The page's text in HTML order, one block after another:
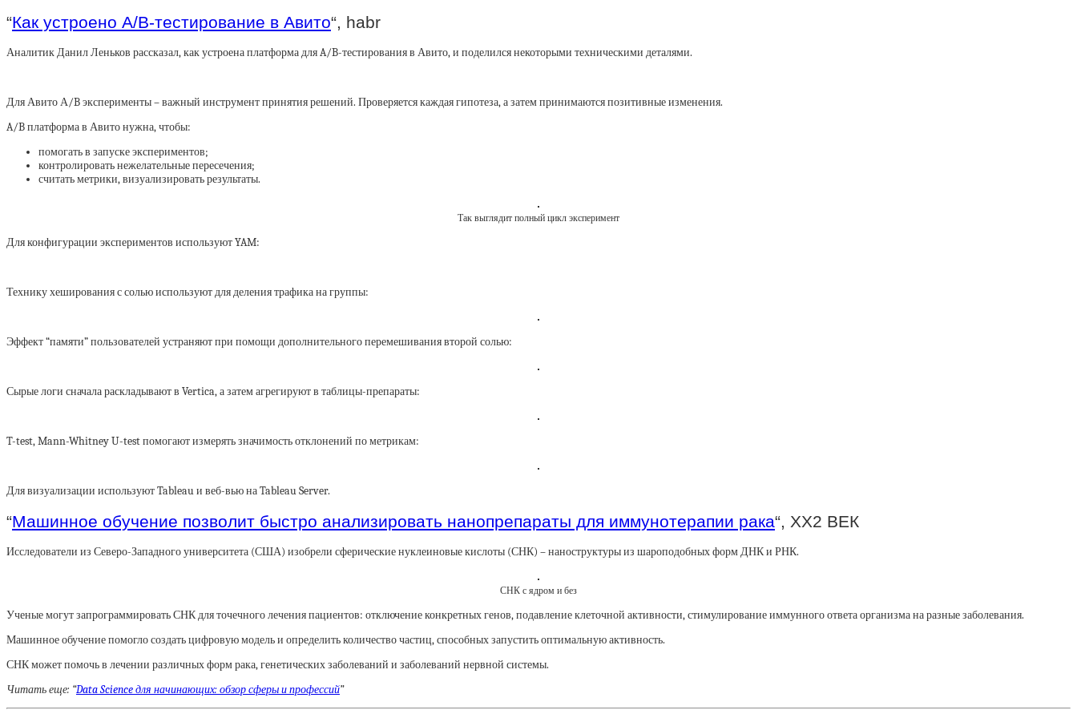
“Как устроено A/B-тестирование в Авито“, habr
Аналитик Данил Леньков рассказал, как устроена платформа для A/B-тестирования в Авито, и поделился некоторыми техническими деталями.
Для Авито А/B эксперименты – важный инструмент принятия решений. Проверяется каждая гипотеза, а затем принимаются позитивные изменения.
A/B платформа в Авито нужна, чтобы:
помогать в запуске экспериментов;
контролировать нежелательные пересечения;
считать метрики, визуализировать результаты.
Так выглядит полный цикл эксперимент
Для конфигурации экспериментов используют YAM:
Технику хеширования с солью используют для деления трафика на группы:
Эффект “памяти” пользователей устраняют при помощи дополнительного перемешивания второй солью:
Сырые логи сначала раскладывают в Vertica, а затем агрегируют в таблицы-препараты:
T-test, Mann-Whitney U-test помогают измерять значимость отклонений по метрикам:
Для визуализации используют Tableau и веб-вью на Tableau Server.
“Машинное обучение позволит быстро анализировать нанопрепараты для иммунотерапии рака“, XX2 ВЕК
Исследователи из Северо-Западного университета (США) изобрели сферические нуклеиновые кислоты (СНК) – наноструктуры из шароподобных форм ДНК и РНК.
СНК с ядром и без
Ученые могут запрограммировать СНК для точечного лечения пациентов: отключение конкретных генов, подавление клеточной активности, стимулирование иммунного ответа организма на разные заболевания.
Машинное обучение помогло создать цифровую модель и определить количество частиц, способных запустить оптимальную активность.
СНК может помочь в лечении различных форм рака, генетических заболеваний и заболеваний нервной системы.
Читать еще: “Data Science для начинающих: обзор сферы и профессий”